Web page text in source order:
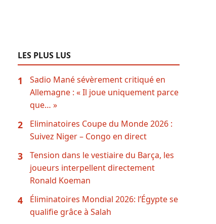
LES PLUS LUS
1
Sadio Mané sévèrement critiqué en
Allemagne : « Il joue uniquement parce
que… »
2
Eliminatoires Coupe du Monde 2026 :
Suivez Niger – Congo en direct
3
Tension dans le vestiaire du Barça, les
joueurs interpellent directement
Ronald Koeman
4
Éliminatoires Mondial 2026: l’Égypte se
qualifie grâce à Salah